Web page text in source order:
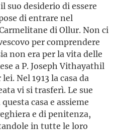
suo desiderio di essere
di entrare nel
di Ollur. Non ci
per comprendere
non era per la vita delle
a P. Joseph Vithayathil
Nel 1913 la casa da
vi si trasferì. Le sue
casa e assieme
e di penitenza,
in tutte le loro